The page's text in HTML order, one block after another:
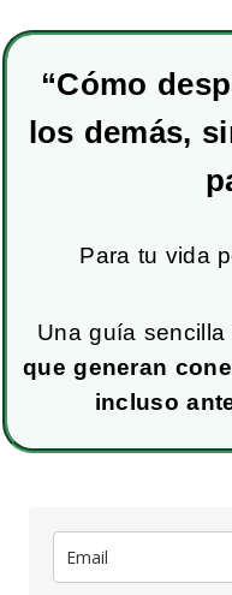
“Cómo
los demás,
Para tu vida
Una guía sencilla
que generan
incluso